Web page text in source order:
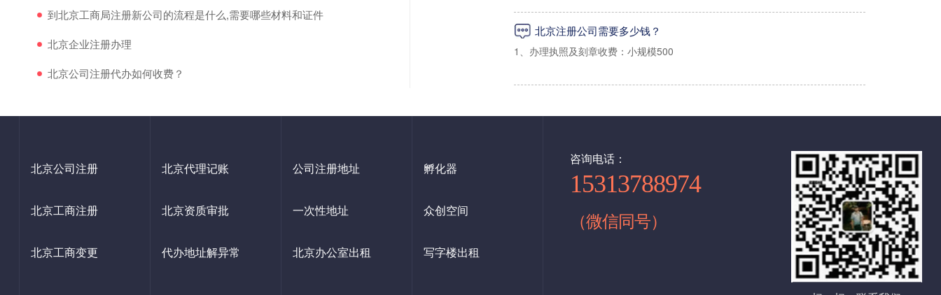
到北京工商局注册新公司的流程是什么,需要哪些材料和证件
北京企业注册办理
北京公司注册代办如何收费？
3、外资公司地址：12000/年 可配合上门检查
三：西城区虚拟地址（设计之都大厦）
经营范围（详细的经营范围）
注册资金出资比例
注册北京公司还必须对注册地址提供商业使用租赁合同。
公司注册是开始创业的第一步。一般来说，公司注册的流程包括：企业核名→提
交材料→领取执照→刻章，就可以完成公司注册，进行开业了。但是，公司想要
正式开始经营，还需要办理以下事项：银行开户→税务报到→申请税控和发票→
北京注册公司需要多少钱？
1、办理执照及刻章收费：小规模500
2、办理税务报道收费：500（指导操作，自己办理国家不收费）
3、代办申请税控收费：500（指导操作，自己办理国家不收费）
5、银行开户：1000起（自己办理500左右）
6、记账：小规模每月200起/月。一般纳税人500起/月（自己有会计没有费用）
北京公司注册
北京工商注册
北京工商变更
北京代理记账
北京资质审批
代办地址解异常
公司注册地址
一次性地址
北京办公室出租
孵化器
众创空间
写字楼出租
咨询电话：
15313788974
（微信同号）